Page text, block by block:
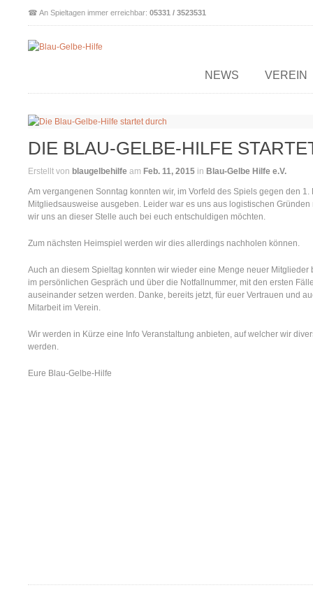
☎ An Spieltagen immer erreichbar: 05331 / 3523531
NEWS VEREIN
DIE BLAU-GELBE-HILFE
Erstellt von blaugelbehilfe am Feb. 11, 2015 in Blau-Gelbe Hilfe e.V.
Am vergangenen Sonntag konnten wir, im Vorfeld des Spiels gegen den
Mitgliedsausweise ausgeben. Leider war es uns aus logistischen
wir uns an dieser Stelle auch bei euch entschuldigen möchten.
Zum nächsten Heimspiel werden wir dies allerdings nachholen können.
Auch an diesem Spieltag konnten wir wieder eine Menge neuer
im persönlichen Gespräch und über die Notfallnummer, mit den ersten
auseinander setzen werden. Danke, bereits jetzt, für euer Vertrauen und
Mitarbeit im Verein.
Wir werden in Kürze eine Info Veranstaltung anbieten, auf welcher wir
werden.
Eure Blau-Gelbe-Hilfe